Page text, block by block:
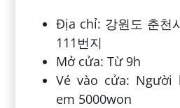
Địa chỉ: 강원도 춘천
111번지
Mở cửa: Từ 9h
Vé vào cửa: Người
em 5000won